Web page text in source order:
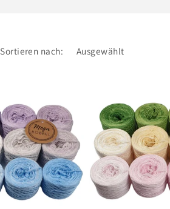
Sortieren nach: